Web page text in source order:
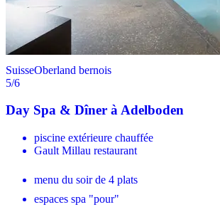
SuisseOberland bernois
5/6
Day Spa & Dîner à Adelboden
piscine extérieure chauffée
Gault Millau restaurant
menu du soir de 4 plats
espaces spa "pour"